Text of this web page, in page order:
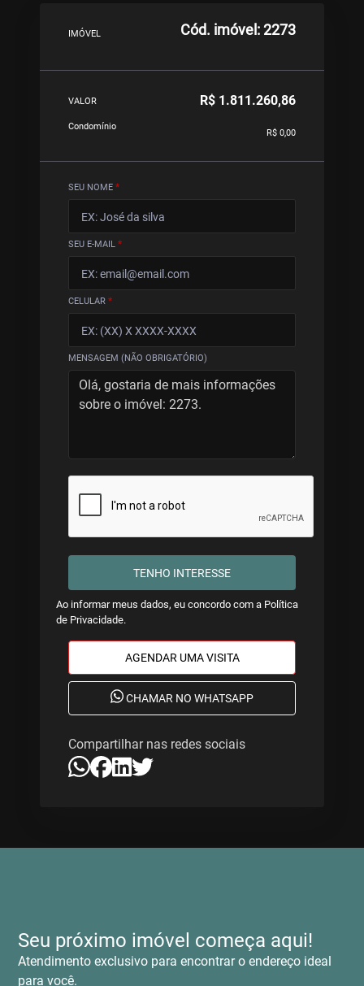
IMÓVEL Cód. imóvel: 2273
VALOR R$ 1.811.260,86
Condomínio
R$ 0,00
SEU NOME *
SEU E-MAIL *
CELULAR *
MENSAGEM (NÃO OBRIGATÓRIO)
TENHO INTERESSE
Ao informar meus dados, eu concordo com a Política
de Privacidade.
AGENDAR UMA VISITA
CHAMAR NO WHATSAPP
Compartilhar nas redes sociais
Seu próximo imóvel começa aqui!
Atendimento exclusivo para encontrar o endereço ideal
para você.